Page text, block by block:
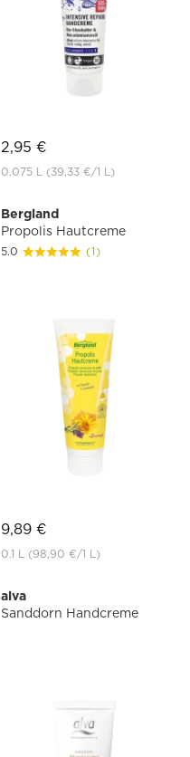
2,95 €
0.075 L (39,33 €/1 L)
Bergland
Propolis Hautcreme
5.0 (1)
9,89 €
0.1 L (98,90 €/1 L)
alva
Sanddorn Handcreme